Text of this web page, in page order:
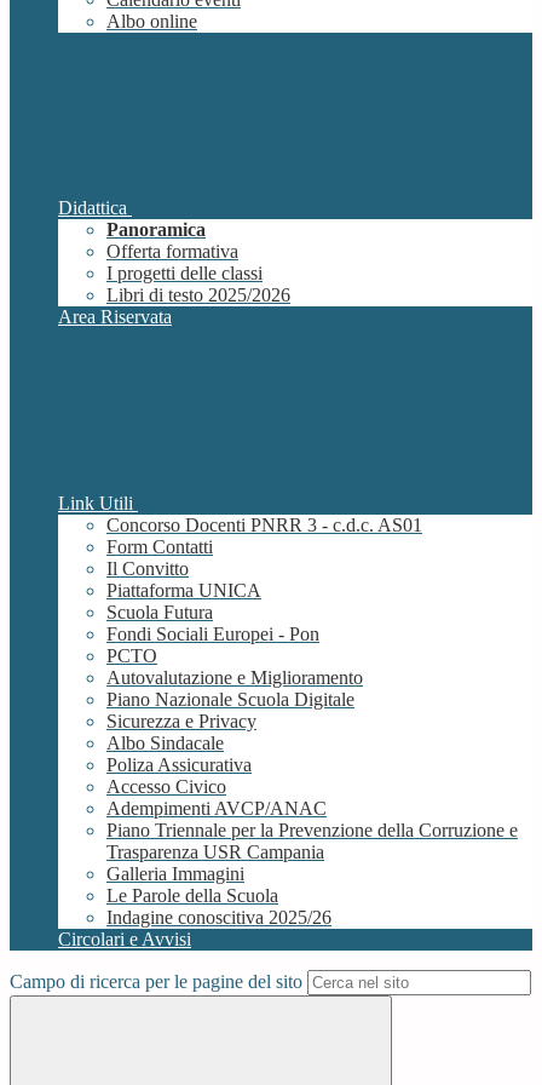
Albo online
Didattica
Panoramica
Offerta formativa
I progetti delle classi
Libri di testo 2025/2026
Area Riservata
Link Utili
Concorso Docenti PNRR 3 - c.d.c. AS01
Form Contatti
Il Convitto
Piattaforma UNICA
Scuola Futura
Fondi Sociali Europei - Pon
PCTO
Autovalutazione e Miglioramento
Piano Nazionale Scuola Digitale
Sicurezza e Privacy
Albo Sindacale
Poliza Assicurativa
Accesso Civico
Adempimenti AVCP/ANAC
Piano Triennale per la Prevenzione della Corruzione e
Trasparenza USR Campania
Galleria Immagini
Le Parole della Scuola
Indagine conoscitiva 2025/26
Circolari e Avvisi
Campo di ricerca per le pagine del sito